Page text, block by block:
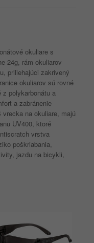
okuliare s
24g, rám okuliarov
priliehajúci zakrivený
okuliarov sú rovné
z polykarbonátu a
a zabránenie
na okuliare, majú
UV400, ktoré
vrstva
poškriabania,
jazdu na bicykli,